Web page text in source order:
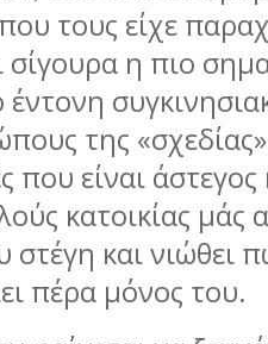
τους είχε
η πιο
της
είναι άστεγος
κατοικίας µάς
στέγη και νιώθει
πέρα µόνος του.